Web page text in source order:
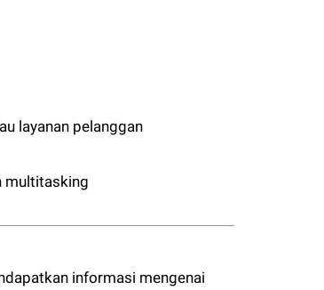
layanan pelanggan
multitasking
informasi mengenai